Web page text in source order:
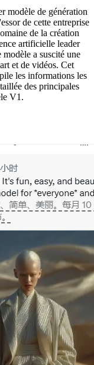
modèle de génération
de cette entreprise
de la création
artificielle leader
a suscité une
et de vidéos. Cet
les informations les
des principales
V1.